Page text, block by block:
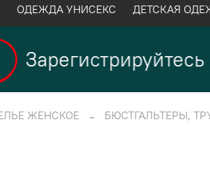
ОДЕЖДА УНИСЕКС ДЕТСКАЯ
Зарегистрируйтесь
ЖЕНСКОЕ БЮСТГАЛЬТЕРЫ,